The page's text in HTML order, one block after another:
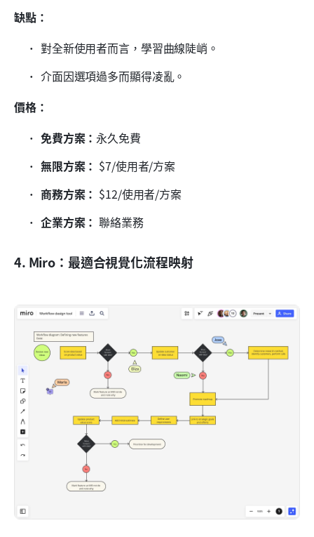
缺點：
對全新使用者而言，學習曲線陡峭。
介面因選項過多而顯得凌亂。
價格：
免費方案： 永久免費
無限方案： $7/使用者/方案
商務方案： $12/使用者/方案
企業方案： 聯絡業務
4. Miro：最適合視覺化流程映射